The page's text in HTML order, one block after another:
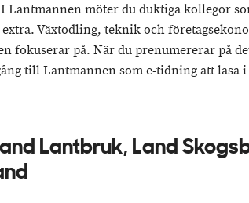
Lantmannen möter du duktiga kollegor
Växtodling, teknik och
fokuserar på. När du prenumererar på
till Lantmannen som e-tidning att läsa
Lantbruk, Land